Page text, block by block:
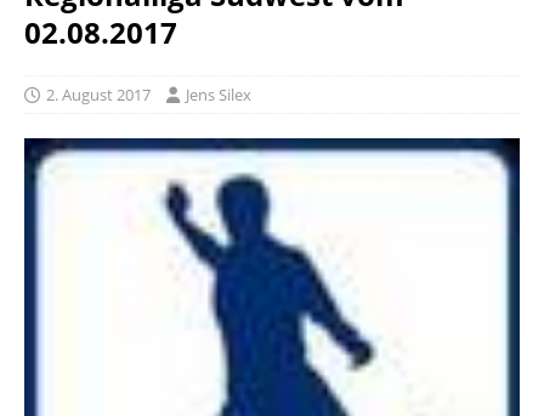
02.08.2017
2. August 2017 Jens Silex